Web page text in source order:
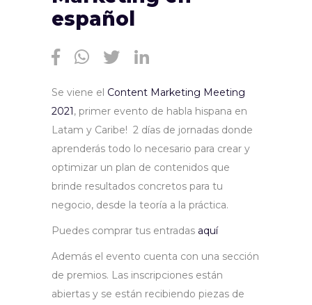
español
Se viene el Content Marketing Meeting
2021, primer evento de habla hispana en
Latam y Caribe! 2 días de jornadas donde
aprenderás todo lo necesario para crear y
optimizar un plan de contenidos que
brinde resultados concretos para tu
negocio, desde la teoría a la práctica.
Puedes comprar tus entradas aquí
Además el evento cuenta con una sección
de premios. Las inscripciones están
abiertas y se están recibiendo piezas de